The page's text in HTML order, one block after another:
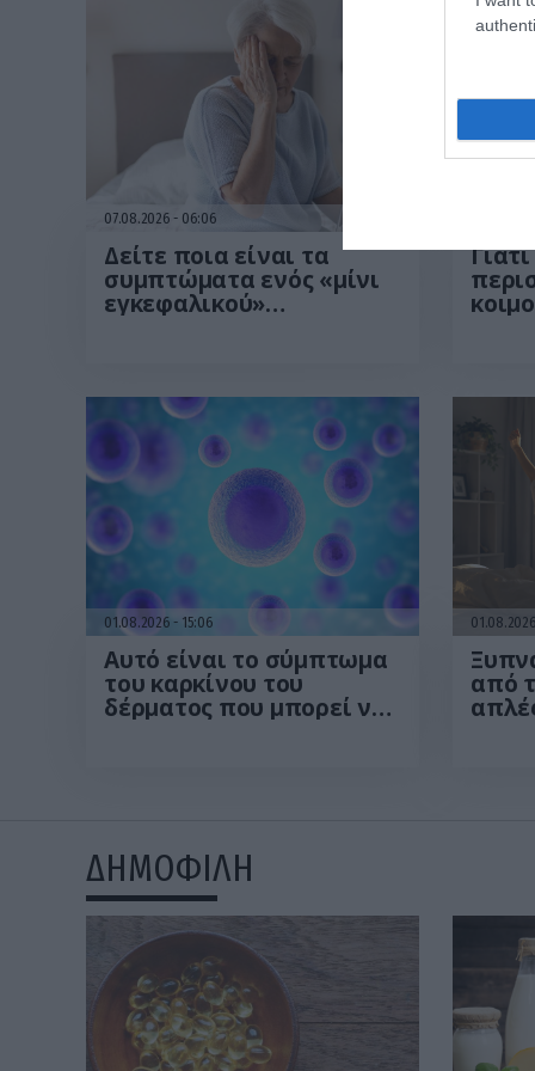
07.08.2026 06:06
Δείτε ποια είναι τα
συμπτώματα ενός «μίνι
εγκεφαλικού»
01.08.2026 15:06
Αυτό είναι το σύμπτωμα
του καρκίνου του
δέρματος που μπορεί να
01.08.2026
από
ΔΗΜΟΦΙΛΗ